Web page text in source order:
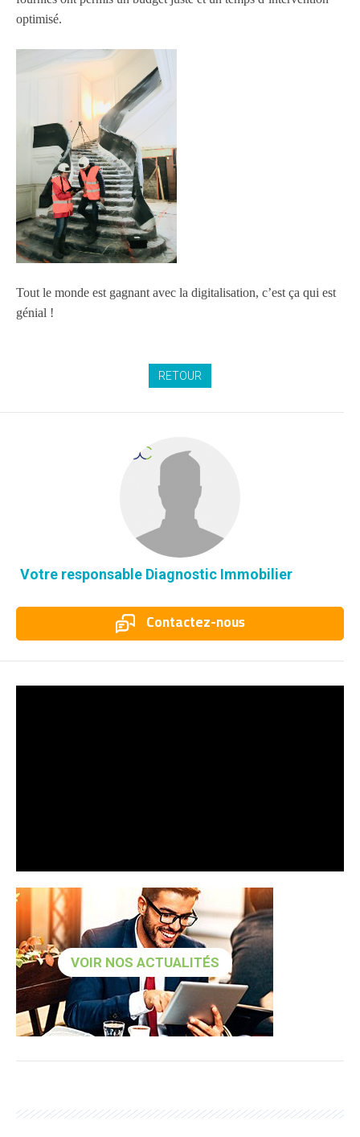
optimisé.
Tout le monde est gagnant avec la digitalisation, c’est ça qui est
génial !
RETOUR
Votre responsable Diagnostic Immobilier
Contactez-nous
VOIR NOS ACTUALITÉS